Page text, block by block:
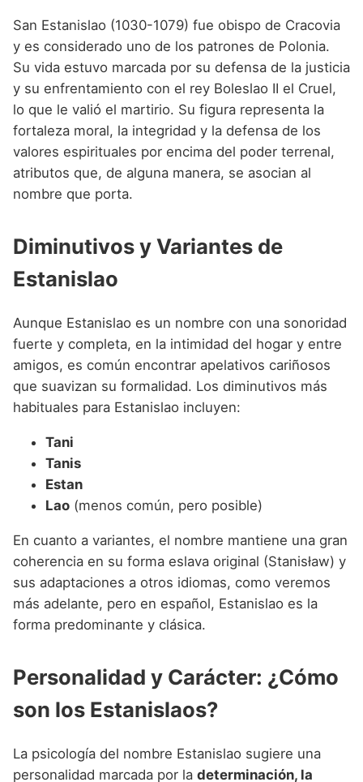
San Estanislao (1030-1079) fue obispo de Cracovia
y es considerado uno de los patrones de Polonia.
Su vida estuvo marcada por su defensa de la justicia
y su enfrentamiento con el rey Boleslao II el Cruel,
lo que le valió el martirio. Su figura representa la
fortaleza moral, la integridad y la defensa de los
valores espirituales por encima del poder terrenal,
atributos que, de alguna manera, se asocian al
nombre que porta.
Diminutivos y Variantes de
Estanislao
Aunque Estanislao es un nombre con una sonoridad
fuerte y completa, en la intimidad del hogar y entre
amigos, es común encontrar apelativos cariñosos
que suavizan su formalidad. Los diminutivos más
habituales para Estanislao incluyen:
Tani
Tanis
Estan
Lao (menos común, pero posible)
En cuanto a variantes, el nombre mantiene una gran
coherencia en su forma eslava original (Stanisław) y
sus adaptaciones a otros idiomas, como veremos
más adelante, pero en español, Estanislao es la
forma predominante y clásica.
Personalidad y Carácter: ¿Cómo
son los Estanislaos?
La psicología del nombre Estanislao sugiere una
personalidad marcada por la determinación, la